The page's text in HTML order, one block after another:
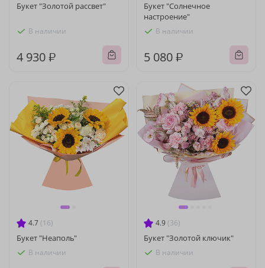
Букет "Золотой рассвет"
В наличии
4 930 ₽
Букет "Солнечное
настроение"
В наличии
5 080 ₽
4.7 (16)
Букет "Неаполь"
В наличии
4.9 (36)
Букет "Золотой ключик"
В наличии